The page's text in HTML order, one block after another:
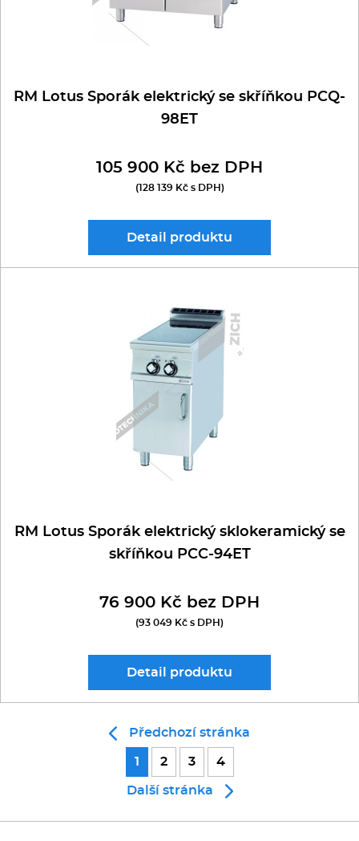
RM Lotus Sporák elektrický se skříňkou PCQ-
98ET
105 900 Kč bez DPH
(128 139 Kč s DPH)
Detail produktu
RM Lotus Sporák elektrický sklokeramický se
skříňkou PCC-94ET
76 900 Kč bez DPH
(93 049 Kč s DPH)
Detail produktu
Předchozí stránka
1 2 3 4
Další stránka